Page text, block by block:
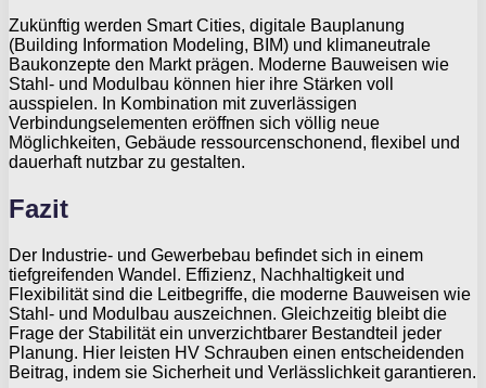
Zukünftig werden Smart Cities, digitale Bauplanung
(Building Information Modeling, BIM) und klimaneutrale
Baukonzepte den Markt prägen. Moderne Bauweisen wie
Stahl- und Modulbau können hier ihre Stärken voll
ausspielen. In Kombination mit zuverlässigen
Verbindungselementen eröffnen sich völlig neue
Möglichkeiten, Gebäude ressourcenschonend, flexibel und
dauerhaft nutzbar zu gestalten.
Fazit
Der Industrie- und Gewerbebau befindet sich in einem
tiefgreifenden Wandel. Effizienz, Nachhaltigkeit und
Flexibilität sind die Leitbegriffe, die moderne Bauweisen wie
Stahl- und Modulbau auszeichnen. Gleichzeitig bleibt die
Frage der Stabilität ein unverzichtbarer Bestandteil jeder
Planung. Hier leisten HV Schrauben einen entscheidenden
Beitrag, indem sie Sicherheit und Verlässlichkeit garantieren.